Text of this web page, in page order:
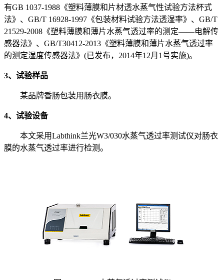
有GB 1037-1988《塑料薄膜和片材透水蒸气性试验方法杯式
法》、GB/T 16928-1997《包装材料试验方法透湿率》、GB/T
21529-2008《塑料薄膜和薄片水蒸气透过率的测定——电解传
感器法》、GB/T30412-2013《塑料薄膜和薄片水蒸气透过率
的测定湿度传感器法》(已发布，2014年12月1号实施)。
3、试验样品
某品牌香肠包装用肠衣膜。
4、试验设备
本文采用Labthink兰光W3/030水蒸气透过率测试仪对肠衣
膜的水蒸气透过率进行检测。